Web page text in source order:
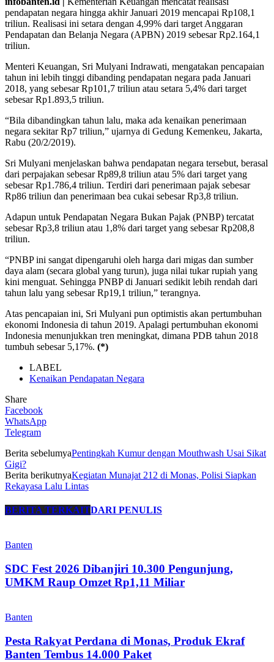
pendapatan negara hingga akhir Januari 2019 mencapai Rp108,1
triliun. Realisasi ini setara dengan 4,99% dari target Anggaran
Pendapatan dan Belanja Negara (APBN) 2019 sebesar Rp2.164,1
triliun.
Menteri Keuangan, Sri Mulyani Indrawati, mengatakan pencapaian
tahun ini lebih tinggi dibanding pendapatan negara pada Januari
2018, yang sebesar Rp101,7 triliun atau setara 5,4% dari target
sebesar Rp1.893,5 triliun.
“Bila dibandingkan tahun lalu, maka ada kenaikan penerimaan
negara sekitar Rp7 triliun,” ujarnya di Gedung Kemenkeu, Jakarta,
Rabu (20/2/2019).
Sri Mulyani menjelaskan bahwa pendapatan negara tersebut, berasal
dari perpajakan sebesar Rp89,8 triliun atau 5% dari target yang
sebesar Rp1.786,4 triliun. Terdiri dari penerimaan pajak sebesar
Rp86 triliun dan penerimaan bea cukai sebesar Rp3,8 triliun.
Adapun untuk Pendapatan Negara Bukan Pajak (PNBP) tercatat
sebesar Rp3,8 triliun atau 1,8% dari target yang sebesar Rp208,8
triliun.
“PNBP ini sangat dipengaruhi oleh harga dari migas dan sumber
daya alam (secara global yang turun), juga nilai tukar rupiah yang
kini menguat. Sehingga PNBP di Januari sedikit lebih rendah dari
tahun lalu yang sebesar Rp19,1 triliun,” terangnya.
Atas pencapaian ini, Sri Mulyani pun optimistis akan pertumbuhan
ekonomi Indonesia di tahun 2019. Apalagi pertumbuhan ekonomi
Indonesia menunjukkan tren meningkat, dimana PDB tahun 2018
tumbuh sebesar 5,17%. (*)
LABEL
Kenaikan Pendapatan Negara
Share
Facebook
WhatsApp
Telegram
Berita sebelumyaPentingkah Kumur dengan Mouthwash Usai Sikat
Gigi?
Berita berikutnyaKegiatan Munajat 212 di Monas, Polisi Siapkan
Rekayasa Lalu Lintas
BERITA TERKAITDARI PENULIS
Banten
SDC Fest 2026 Dibanjiri 10.300 Pengunjung,
UMKM Raup Omzet Rp1,11 Miliar
Banten
Pesta Rakyat Perdana di Monas, Produk Ekraf
Banten Tembus 14.000 Paket